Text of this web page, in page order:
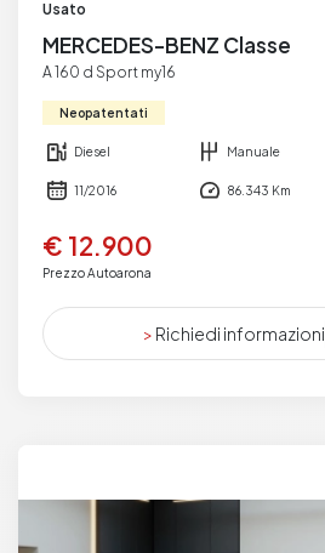
Usato
MERCEDES-BENZ Classe
A 160 d Sport my16
Neopatentati
Diesel Manuale
11/2016 86.343 Km
€ 12.900
Prezzo Autoarona
> Richiedi informazioni